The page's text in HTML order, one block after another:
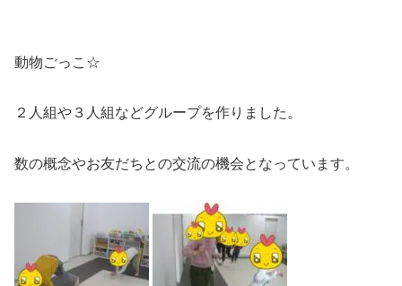
動物ごっこ☆
２人組や３人組などグループを作りました。
数の概念やお友だちとの交流の機会となっています。